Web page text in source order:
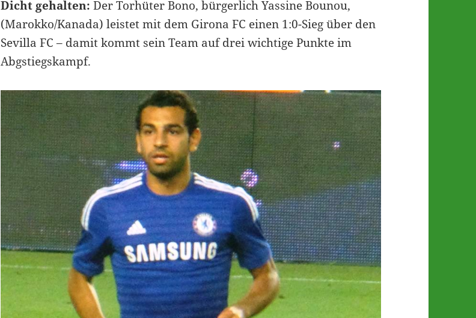
Dicht gehalten: Der Torhüter Bono, bürgerlich Yassine Bounou,
(Marokko/Kanada) leistet mit dem Girona FC einen 1:0-Sieg über den
Sevilla FC – damit kommt sein Team auf drei wichtige Punkte im
Abgstiegskampf.